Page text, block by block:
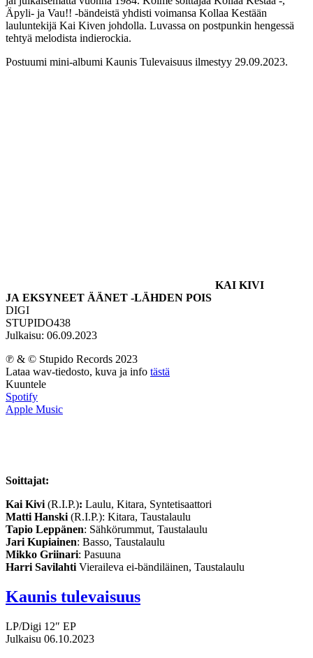
Äpyli- ja Vau!! -bändeistä yhdisti voimansa Kollaa Kestään
lauluntekijä Kai Kiven johdolla. Luvassa on postpunkin hengessä
tehtyä melodista indierockia.
Postuumi mini-albumi Kaunis Tulevaisuus ilmestyy 29.09.2023.
KAI KIVI
JA EKSYNEET ÄÄNET -LÄHDEN POIS
DIGI
STUPIDO438
Julkaisu: 06.09.2023
℗ & © Stupido Records 2023
Lataa wav-tiedosto, kuva ja info tästä
Kuuntele
Spotify
Apple Music
Soittajat:
Kai Kivi (R.I.P.): Laulu, Kitara, Syntetisaattori
Matti Hanski (R.I.P.): Kitara, Taustalaulu
Tapio Leppänen: Sähkörummut, Taustalaulu
Jari Kupiainen: Basso, Taustalaulu
Mikko Griinari: Pasuuna
Harri Savilahti Vieraileva ei-bändiläinen, Taustalaulu
Kaunis tulevaisuus
LP/Digi 12″ EP
Julkaisu 06.10.2023